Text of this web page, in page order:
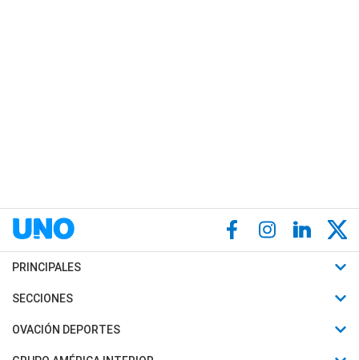
PRINCIPALES
Últimas Noticias
Política
SECCIONES
Horóscopo
Motores
OVACIÓN DEPORTES